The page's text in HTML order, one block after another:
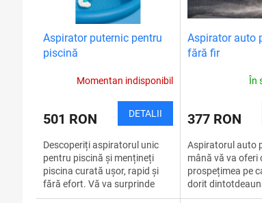
Aspirator puternic pentru
piscină
Momentan indisponibil
501 RON DETALII
Descoperiți aspiratorul unic
pentru piscină și mențineți
piscina curată ușor, rapid și
fără efort. Vă va surprinde
prin caracterul practic și
Aspirator auto
fără fir
În
377 RON
Aspiratorul auto
mână vă va oferi
prospețimea pe
dorit
dumneavoastră.